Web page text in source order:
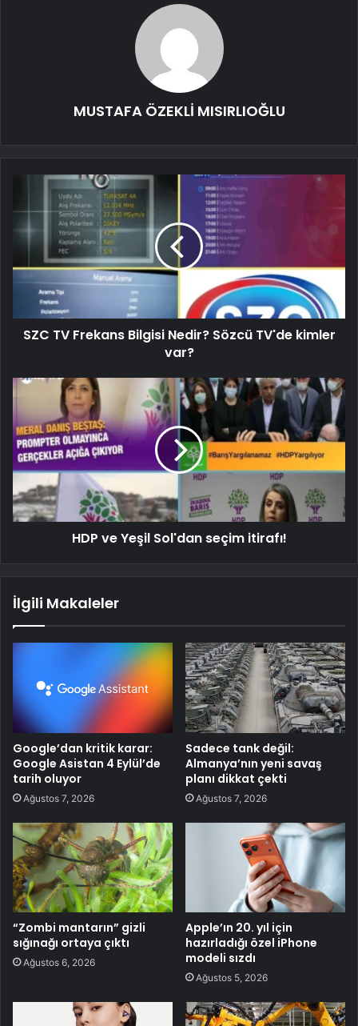
MUSTAFA ÖZEKLİ MISIRLIOĞLU
SZC TV Frekans Bilgisi Nedir? Sözcü TV'de kimler
var?
HDP ve Yeşil Sol'dan seçim itirafı!
İlgili Makaleler
Google’dan kritik karar:
Google Asistan 4 Eylül’de
tarih oluyor
Ağustos 7, 2026
Sadece tank değil:
Almanya’nın yeni savaş
planı dikkat çekti
Ağustos 7, 2026
“Zombi mantarın” gizli
sığınağı ortaya çıktı
Ağustos 6, 2026
Apple’ın 20. yıl için
hazırladığı özel iPhone
modeli sızdı
Ağustos 5, 2026